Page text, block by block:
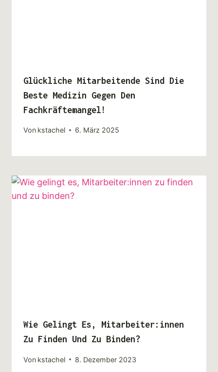
Glückliche Mitarbeitende Sind Die
Beste Medizin Gegen Den
Fachkräftemangel!
Von kstachel 6. März 2025
Wie Gelingt Es, Mitarbeiter:innen
Zu Finden Und Zu Binden?
Von kstachel 8. Dezember 2023